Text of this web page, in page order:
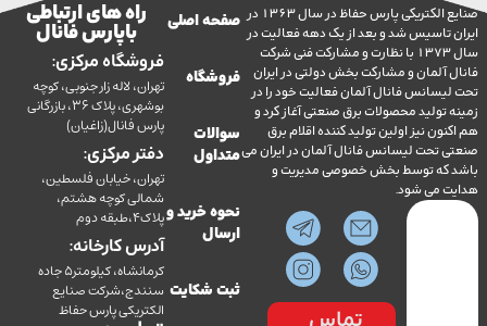
صنایع الکتریکی پارس حفاظ در سال 1363 در
شد و بعد از یک دهه فعالیت در
سال 1373 با نظارت و مشارکت فنی شرکت
و مشارکت بخش دولتی در ایران
فانال آلمان فعالیت خود را در
محصولات برق صنعتی آغاز کرد و
نیز اولین تولید کننده اقلام برق
لیسانس فانال آلمان در ایران می
توسط بخش خصوصی مدیریت و
می شود.
صفحه اصلی
فروشگاه
سوالات
متداول
نحوه خرید و
ثبت شکایت
راه های ارتباطی
با پارس فانال
فروشگاه مرکزی:
تهران، لاله زار جنوبی، کوچه
بوشهری، پلاک 36، بازرگانی
پارس فانال(زاغیان)
دفتر مرکزی:
تهران، خیابان فلسطین،
شمالی کوچه هشتم،
پلاک4،طبقه دوم
آدرس کارخانه:
کرمانشاه، کیلومتر5 جاده
سنندج،شرکت صنایع
الکتریکی پارس حفاظ